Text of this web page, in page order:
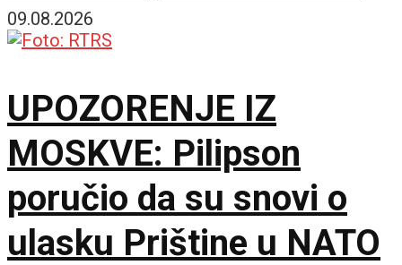
krije gotovo čisti
09.08.2026
UPOZORENJE IZ
MOSKVE: Pilipson
poručio da su snovi o
ulasku Prištine u NATO